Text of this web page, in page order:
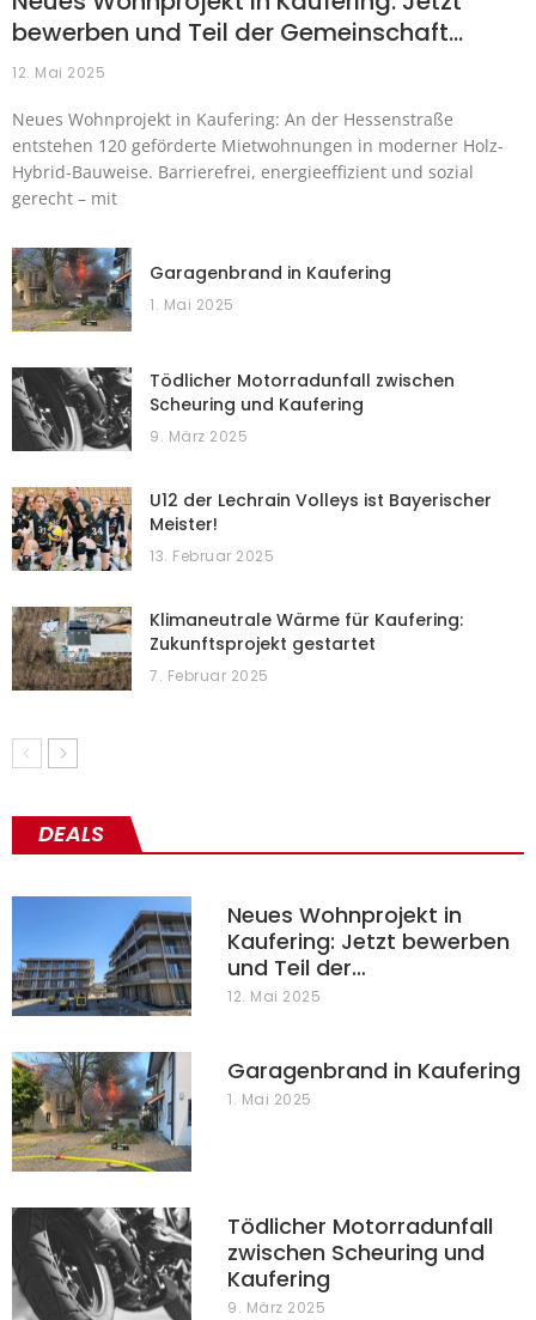
bewerben und Teil der Gemeinschaft…
12. Mai 2025
Neues Wohnprojekt in Kaufering: An der Hessenstraße
entstehen 120 geförderte Mietwohnungen in moderner Holz-
Hybrid-Bauweise. Barrierefrei, energieeffizient und sozial
gerecht – mit
Garagenbrand in Kaufering
1. Mai 2025
Tödlicher Motorradunfall zwischen
Scheuring und Kaufering
9. März 2025
U12 der Lechrain Volleys ist Bayerischer
Meister!
13. Februar 2025
Klimaneutrale Wärme für Kaufering:
Zukunftsprojekt gestartet
7. Februar 2025
DEALS
Neues Wohnprojekt in
Kaufering: Jetzt bewerben
und Teil der…
12. Mai 2025
Garagenbrand in Kaufering
1. Mai 2025
Tödlicher Motorradunfall
zwischen Scheuring und
Kaufering
9. März 2025